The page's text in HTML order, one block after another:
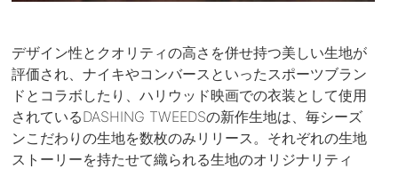
デザイン性とクオリティの高さを併せ持つ美しい生地が
評価され、ナイキやコンバースといったスポーツブラン
ドとコラボしたり、ハリウッド映画での衣装として使用
されているDASHING TWEEDSの新作生地は、毎シーズ
ンこだわりの生地を数枚のみリリース。それぞれの生地
ストーリーを持たせて織られる生地のオリジナリティ